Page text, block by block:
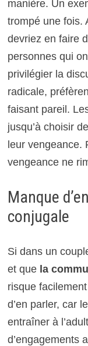
manière. Un
trompé une fois.
devriez en faire
personnes qui
privilégier la
radicale,
faisant pareil.
jusqu’à choisir
leur vengeance.
vengeance ne
Manque
conjugale
Si dans un
et que la
risque
d’en parler, car
entraîner à
d’engagements